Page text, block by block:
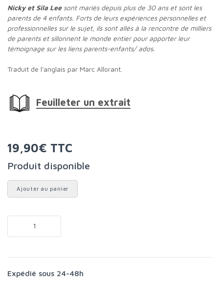
Nicky et Sila Leesont mariés depuis plus de 30 ans et sont les
parents de 4 enfants. Forts de leurs expériences personnelles et
professionnelles sur le sujet, ils sont allés à la rencontre de milliers
de parents et sillonnent le monde entier pour apporter leur
témoignage sur les liens parents-enfants/ ados.
Traduit de l'anglais par Marc Allorant.
Feuilleter un extrait
19,90€ TTC
Produit disponible
Ajouter au panier
Expédié sous 24-48h